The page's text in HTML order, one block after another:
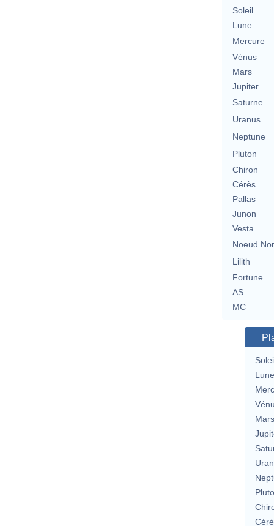
Soleil
Lune
Mercure
Vénus
Mars
Jupiter
Saturne
Uranus
Neptune
Pluton
Chiron
Cérès
Pallas
Junon
Vesta
Noeud
Lilith
Fortune
AS
MC
Lune
Mars